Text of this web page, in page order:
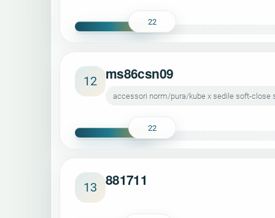
22
12 ms86csn09
accessori norm/pura/kube x sedile soft-close
22
13 881711